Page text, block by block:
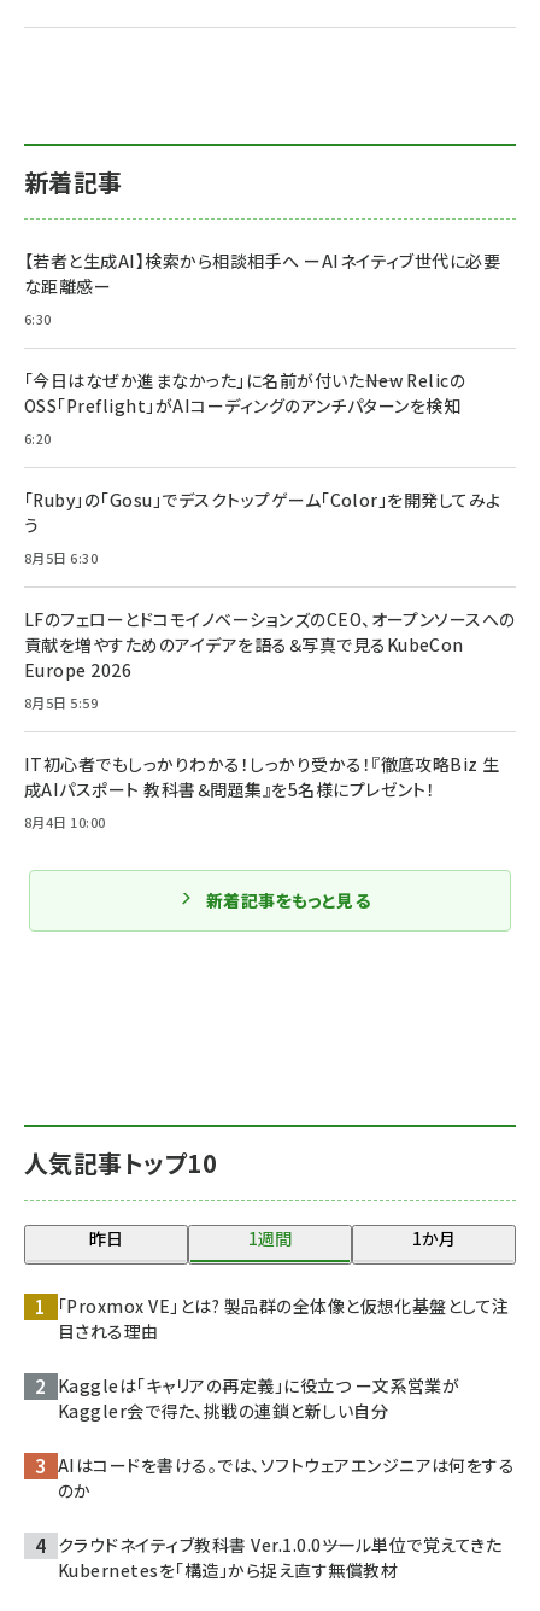
人気記事トップ10
昨日 1週間 1か月
「Proxmox VE」とは? 製品群の全体像と仮想化基盤として注
目される理由
Kaggleは「キャリアの再定義」に役立つ ー文系営業が
Kaggler会で得た、挑戦の連鎖と新しい自分
AIはコードを書ける。では、ソフトウェアエンジニアは何をする
のか
クラウドネイティブ教科書 Ver.1.0.0――ツール単位で覚えてきた
Kubernetesを「構造」から捉え直す無償教材
新着記事
【若者と生成AI】検索から相談相手へ ーAIネイティブ世代に必要
な距離感ー
6:30
「今日はなぜか進まなかった」に名前が付いた――New Relicの
OSS「Preflight」がAIコーディングのアンチパターンを検知
6:20
「Ruby」の「Gosu」でデスクトップゲーム「Color」を開発してみよ
う
8月5日 6:30
LFのフェローとドコモイノベーションズのCEO、オープンソースへの
貢献を増やすためのアイデアを語る＆写真で見るKubeCon
Europe 2026
8月5日 5:59
IT初心者でもしっかりわかる！しっかり受かる！『徹底攻略Biz 生
成AIパスポート 教科書＆問題集』を5名様にプレゼント！
8月4日 10:00
新着記事をもっと見る